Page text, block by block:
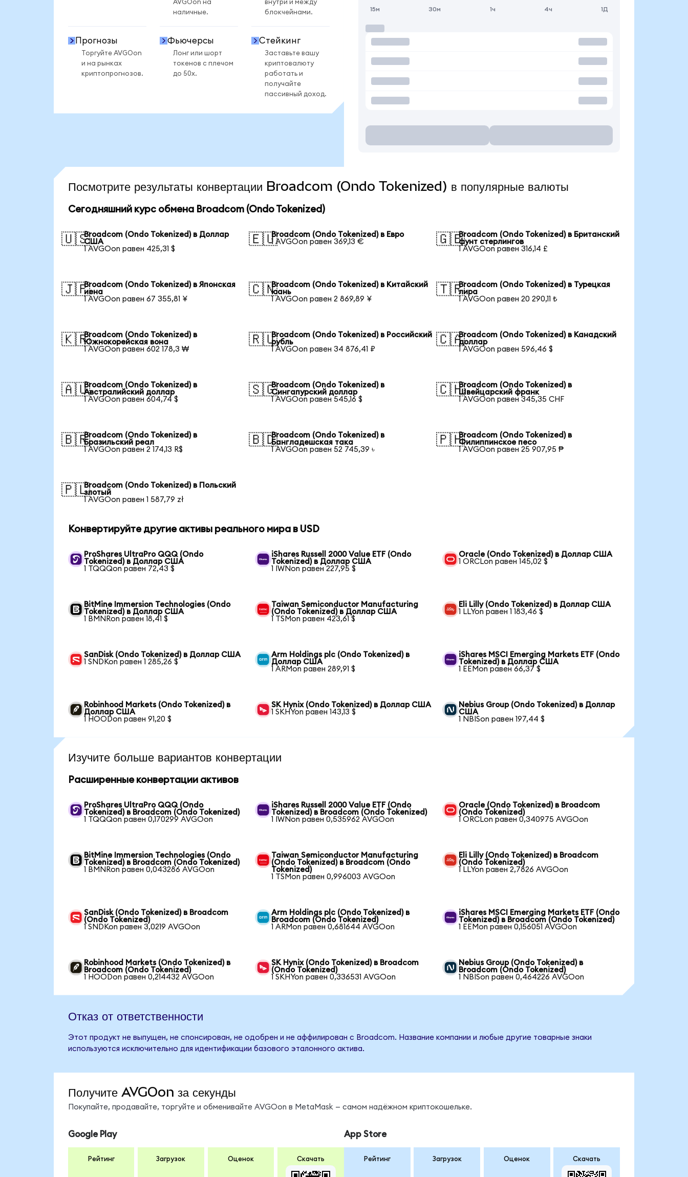
AVGOon на
наличные.
внутри и между
блокчейнами.
Прогнозы
Торгуйте AVGOon
и на рынках
криптопрогнозов.
Фьючерсы
Лонг или шорт
токенов с плечом
до 50x.
Стейкинг
Заставьте вашу
криптовалюту
работать и
получайте
пассивный доход.
15м 30м 1ч 4ч 1Д
Посмотрите результаты конвертации Broadcom (Ondo Tokenized) в популярные валюты
Сегодняшний курс обмена Broadcom (Ondo Tokenized)
🇺🇸Broadcom (Ondo Tokenized) в Доллар
США
1 AVGOon равен 425,31 $
🇪🇺Broadcom (Ondo Tokenized) в Евро
1 AVGOon равен 369,13 €
🇬🇧Broadcom (Ondo Tokenized) в Британский
фунт стерлингов
1 AVGOon равен 316,14 £
🇯🇵Broadcom (Ondo Tokenized) в Японская
иена
1 AVGOon равен 67 355,81 ¥
🇨🇳Broadcom (Ondo Tokenized) в Китайский
юань
1 AVGOon равен 2 869,89 ¥
🇹🇷Broadcom (Ondo Tokenized) в Турецкая
лира
1 AVGOon равен 20 290,11 ₺
🇰🇷Broadcom (Ondo Tokenized) в
Южнокорейская вона
1 AVGOon равен 602 178,3 ₩
🇷🇺Broadcom (Ondo Tokenized) в Российский
рубль
1 AVGOon равен 34 876,41 ₽
🇨🇦Broadcom (Ondo Tokenized) в Канадский
доллар
1 AVGOon равен 596,46 $
🇦🇺Broadcom (Ondo Tokenized) в
Австралийский доллар
1 AVGOon равен 604,74 $
🇸🇬Broadcom (Ondo Tokenized) в
Сингапурский доллар
1 AVGOon равен 545,16 $
🇨🇭Broadcom (Ondo Tokenized) в
Швейцарский франк
1 AVGOon равен 345,35 CHF
🇧🇷Broadcom (Ondo Tokenized) в
Бразильский реал
1 AVGOon равен 2 174,13 R$
🇧🇩Broadcom (Ondo Tokenized) в
Бангладешская така
1 AVGOon равен 52 745,39 ৳
🇵🇭Broadcom (Ondo Tokenized) в
Филиппинское песо
1 AVGOon равен 25 907,95 ₱
🇵🇱Broadcom (Ondo Tokenized) в Польский
злотый
1 AVGOon равен 1 587,79 zł
Конвертируйте другие активы реального мира в USD
ProShares UltraPro QQQ (Ondo
Tokenized) в Доллар США
1 TQQQon равен 72,43 $
iShares Russell 2000 Value ETF (Ondo
Tokenized) в Доллар США
1 IWNon равен 227,95 $
Oracle (Ondo Tokenized) в Доллар США
1 ORCLon равен 145,02 $
BitMine Immersion Technologies (Ondo
Tokenized) в Доллар США
1 BMNRon равен 18,41 $
Taiwan Semiconductor Manufacturing
(Ondo Tokenized) в Доллар США
1 TSMon равен 423,61 $
Eli Lilly (Ondo Tokenized) в Доллар США
1 LLYon равен 1 183,46 $
SanDisk (Ondo Tokenized) в Доллар США
1 SNDKon равен 1 285,26 $
Arm Holdings plc (Ondo Tokenized) в
Доллар США
1 ARMon равен 289,91 $
iShares MSCI Emerging Markets ETF (Ondo
Tokenized) в Доллар США
1 EEMon равен 66,37 $
Robinhood Markets (Ondo Tokenized) в
Доллар США
1 HOODon равен 91,20 $
SK Hynix (Ondo Tokenized) в Доллар США
1 SKHYon равен 143,13 $
Nebius Group (Ondo Tokenized) в Доллар
США
1 NBISon равен 197,44 $
Изучите больше вариантов конвертации
Расширенные конвертации активов
ProShares UltraPro QQQ (Ondo
Tokenized) в Broadcom (Ondo Tokenized)
1 TQQQon равен 0,170299 AVGOon
iShares Russell 2000 Value ETF (Ondo
Tokenized) в Broadcom (Ondo Tokenized)
1 IWNon равен 0,535962 AVGOon
Oracle (Ondo Tokenized) в Broadcom
(Ondo Tokenized)
1 ORCLon равен 0,340975 AVGOon
BitMine Immersion Technologies (Ondo
Tokenized) в Broadcom (Ondo Tokenized)
1 BMNRon равен 0,043286 AVGOon
Taiwan Semiconductor Manufacturing
(Ondo Tokenized) в Broadcom (Ondo
Tokenized)
1 TSMon равен 0,996003 AVGOon
Eli Lilly (Ondo Tokenized) в Broadcom
(Ondo Tokenized)
1 LLYon равен 2,7826 AVGOon
SanDisk (Ondo Tokenized) в Broadcom
(Ondo Tokenized)
1 SNDKon равен 3,0219 AVGOon
Arm Holdings plc (Ondo Tokenized) в
Broadcom (Ondo Tokenized)
1 ARMon равен 0,681644 AVGOon
iShares MSCI Emerging Markets ETF (Ondo
Tokenized) в Broadcom (Ondo Tokenized)
1 EEMon равен 0,156051 AVGOon
Robinhood Markets (Ondo Tokenized) в
Broadcom (Ondo Tokenized)
1 HOODon равен 0,214432 AVGOon
SK Hynix (Ondo Tokenized) в Broadcom
(Ondo Tokenized)
1 SKHYon равен 0,336531 AVGOon
Nebius Group (Ondo Tokenized) в
Broadcom (Ondo Tokenized)
1 NBISon равен 0,464226 AVGOon
Отказ от ответственности
Этот продукт не выпущен, не спонсирован, не одобрен и не аффилирован с Broadcom. Название компании и любые другие товарные знаки
используются исключительно для идентификации базового эталонного актива.
Получите AVGOon за секунды
Покупайте, продавайте, торгуйте и обменивайте AVGOon в MetaMask — самом надёжном криптокошельке.
Google Play
Рейтинг Загрузок Оценок Скачать
App Store
Рейтинг Загрузок Оценок Скачать